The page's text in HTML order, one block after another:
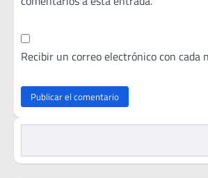
Recibir un correo electrónico con cada